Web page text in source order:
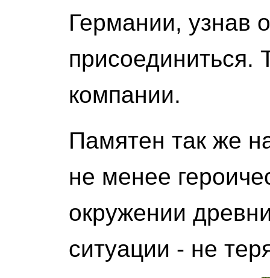
Германии, узнав
присоединиться.
компании.
Памятен так же
не менее
окружении
ситуации - не